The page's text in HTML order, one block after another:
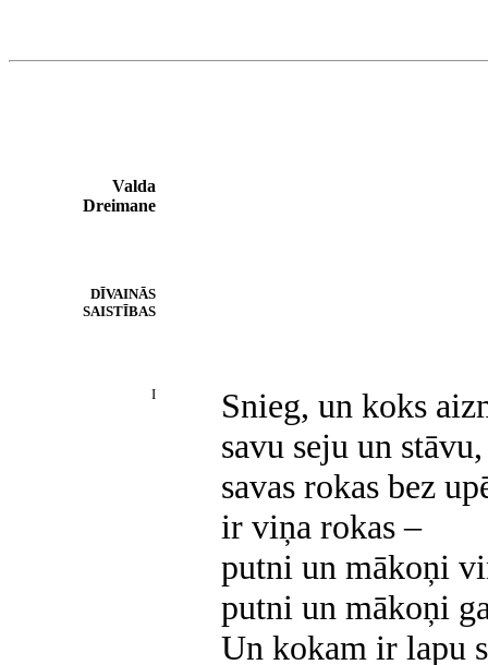
Valda
Dreimane
DĪVAINĀS
SAISTĪBAS
I
Snieg, un koks
savu seju un
savas rokas bez
ir viņa rokas –
putni un mākoņi
putni un mākoņi
Un kokam ir lapu